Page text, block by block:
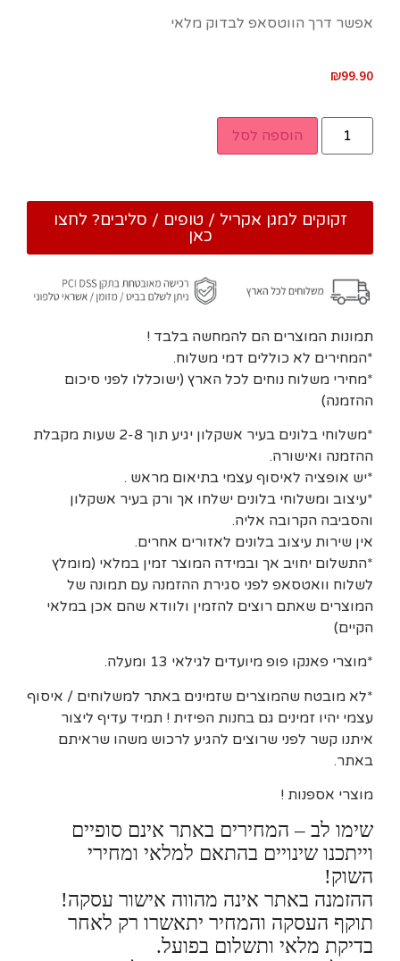
אפשר דרך הווטסאפ לבדוק מלאי
₪99.90
הוספה לסל
זקוקים למגן אקריל / טופים / סליבים? לחצו
כאן
תמונות המוצרים הם להמחשה בלבד !
*המחירים לא כוללים דמי משלוח.
*מחירי משלוח נוחים לכל הארץ (ישוכללו לפני סיכום
ההזמנה)
*משלוחי בלונים בעיר אשקלון יגיע תוך 2-8 שעות מקבלת
ההזמנה ואישורה.
*יש אופציה לאיסוף עצמי בתיאום מראש .
*עיצוב ומשלוחי בלונים ישלחו אך ורק בעיר אשקלון
והסביבה הקרובה אליה.
אין שירות עיצוב בלונים לאזורים אחרים.
*התשלום יחויב אך ובמידה המוצר זמין במלאי (מומלץ
לשלוח וואטסאפ לפני סגירת ההזמנה עם תמונה של
המוצרים שאתם רוצים להזמין ולוודא שהם אכן במלאי
הקיים)
*מוצרי פאנקו פופ מיועדים לגילאי 13 ומעלה.
*לא מובטח שהמוצרים שזמינים באתר למשלוחים / איסוף
עצמי יהיו זמינים גם בחנות הפיזית ! תמיד עדיף ליצור
איתנו קשר לפני שרוצים להגיע לרכוש משהו שראיתם
באתר.
מוצרי אספנות !
שימו לב – המחירים באתר אינם סופיים
וייתכנו שינויים בהתאם למלאי ומחירי
השוק!
ההזמנה באתר אינה מהווה אישור עסקה!
תוקף העסקה והמחיר יתאשרו רק לאחר
בדיקת מלאי ותשלום בפועל.